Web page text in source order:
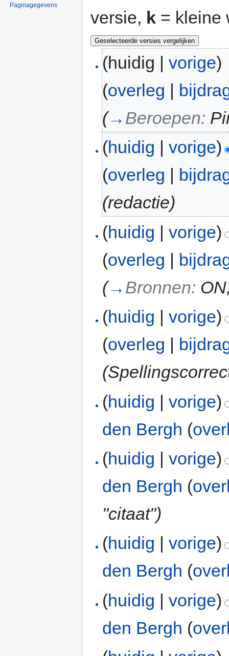
versie, k = kleine
(huidig |vorige)
(overleg |
(→ Beroepen:
(huidig |vorige)
(overleg
(redactie)
(huidig |vorige)
(overleg |
(→ Bronnen:
(huidig |vorige)
(overleg |
(huidig |vorige)
den Bergh (
(huidig |vorige)
den Bergh (
"citaat")
(huidig |vorige)
den Bergh (
(huidig |vorige)
den Bergh (
Paginagegevens